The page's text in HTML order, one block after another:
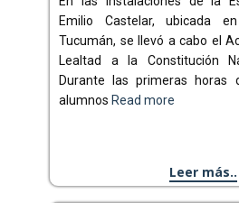
Emilio Castelar, ubicada
Tucumán, se llevó a cabo el
Lealtad a la Constitución
Durante las primeras horas
alumnos Read more
Leer más..